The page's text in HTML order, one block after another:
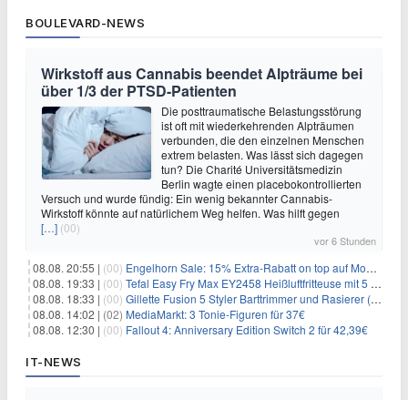
BOULEVARD-NEWS
Wirkstoff aus Cannabis beendet Alpträume bei
über 1/3 der PTSD-Patienten
Die posttraumatische Belastungsstörung
ist oft mit wiederkehrenden Alpträumen
verbunden, die den einzelnen Menschen
extrem belasten. Was lässt sich dagegen
tun? Die Charité Universitätsmedizin
Berlin wagte einen placebokontrollierten
Versuch und wurde fündig: Ein wenig bekannter Cannabis-
Wirkstoff könnte auf natürlichem Weg helfen. Was hilft gegen
[…] (00)
vor 6 Stunden
08.08. 20:55 | (00) Engelhorn Sale: 15% Extra-Rabatt on top auf Mode- und Sport-Artikel
08.08. 19:33 | (00) Tefal Easy Fry Max EY2458 Heißluftfritteuse mit 5 Litern für 64,99€
08.08. 18:33 | (00) Gillette Fusion 5 Styler Barttrimmer und Rasierer (All in One) für 16€
08.08. 14:02 | (02) MediaMarkt: 3 Tonie-Figuren für 37€
08.08. 12:30 | (00) Fallout 4: Anniversary Edition Switch 2 für 42,39€
IT-NEWS